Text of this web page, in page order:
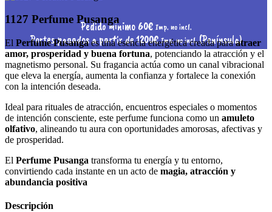
Pedido mínimo 60€ Imp. no incl.
Portes pagados a partir de 1200€Imp. no incl.(Península)
1127 Perfume Pusanga
El Perfume Pusangaes una esencia energética creada paraatraer
amor, prosperidad y buena fortuna, potenciando la atracción y el
magnetismo personal. Su fragancia actúa como un canal vibracional
que eleva la energía, aumenta la confianza y fortalece la conexión
con la intención deseada.
Ideal para rituales de atracción, encuentros especiales o momentos
de intención consciente, este perfume funciona como un amuleto
olfativo, alineando tu aura con oportunidades amorosas, afectivas y
de prosperidad.
El Perfume Pusanga transforma tu energía y tu entorno,
convirtiendo cada instante en un acto de magia, atracción y
abundancia positiva
Descripción